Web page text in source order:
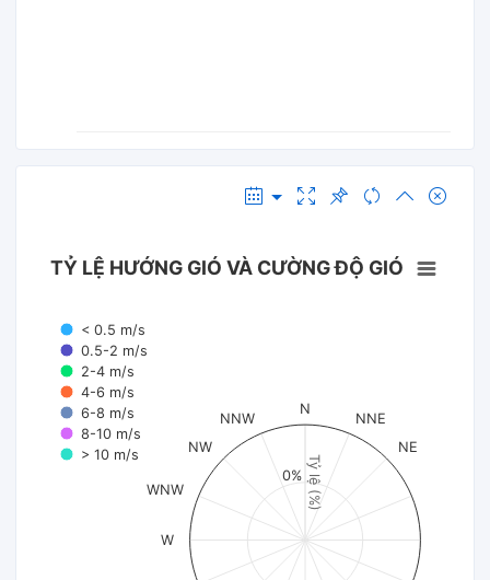
Tỷ lệ (%)
TỶ LỆ HƯỚNG GIÓ VÀ CƯỜNG ĐỘ GIÓ
< 0.5 m/s
0.5-2 m/s
2-4 m/s
4-6 m/s
6-8 m/s
8-10 m/s
> 10 m/s
N
NNE
NE
W
WNW
NW
NNW
0%